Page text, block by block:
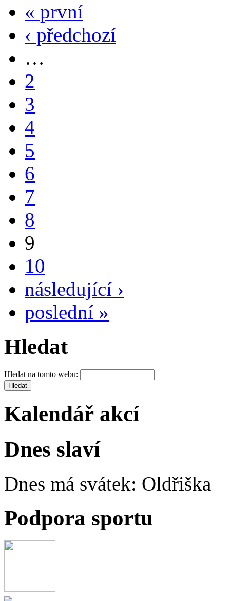
« první
‹ předchozí
…
2
3
4
5
6
7
8
9
10
následující ›
poslední »
Hledat
Hledat na tomto webu:
Kalendář akcí
Dnes slaví
Dnes má svátek: Oldřiška
Podpora sportu